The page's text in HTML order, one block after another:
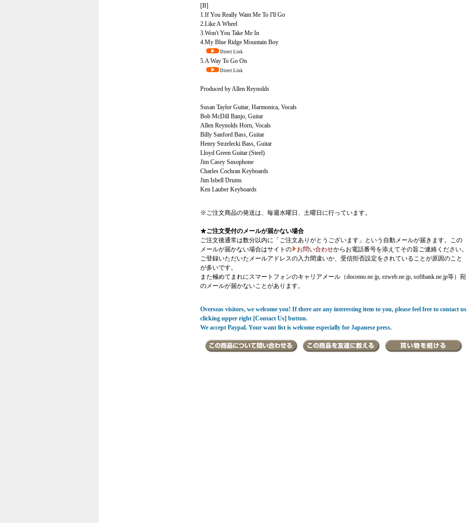
[B]
1.If You Really Want Me To I'll Go
2.Like A Wheel
3.Won't You Take Me In
4.My Blue Ridge Mountain Boy
Direct Link
5.A Way To Go On
Direct Link
Produced by Allen Reynolds
Susan Taylor Guitar, Harmonica, Vocals
Bob McDill Banjo, Guitar
Allen Reynolds Horn, Vocals
Billy Sanford Bass, Guitar
Henry Strzelecki Bass, Guitar
Lloyd Green Guitar (Steel)
Jim Casey Saxophone
Charles Cochran Keyboards
Jim Isbell Drums
Ken Lauber Keyboards
※ご注文商品の発送は、毎週水曜日、土曜日に行っています。
★ご注文受付のメールが届かない場合
ご注文後通常は数分以内に「ご注文ありがとうございます」という自動メールが届きます。この
メールが届かない場合はサイトの
お問い合わせからお電話番号を添えてその旨ご連絡ください。
ご登録いただいたメールアドレスの入力間違いか、受信拒否設定をされていることが原因のこと
が多いです。
また極めてまれにスマートフォンのキャリアメール（docomo.ne.jp, ezweb.ne.jp, softbank.ne.jp等）宛
のメールが届かないことがあります。
Overseas visitors, we welcome you! If there are any interesting item to you, please feel free to contact us
clicking upper right [Contact Us] button.
We accept Paypal. Your want list is welcome especially for Japanese press.